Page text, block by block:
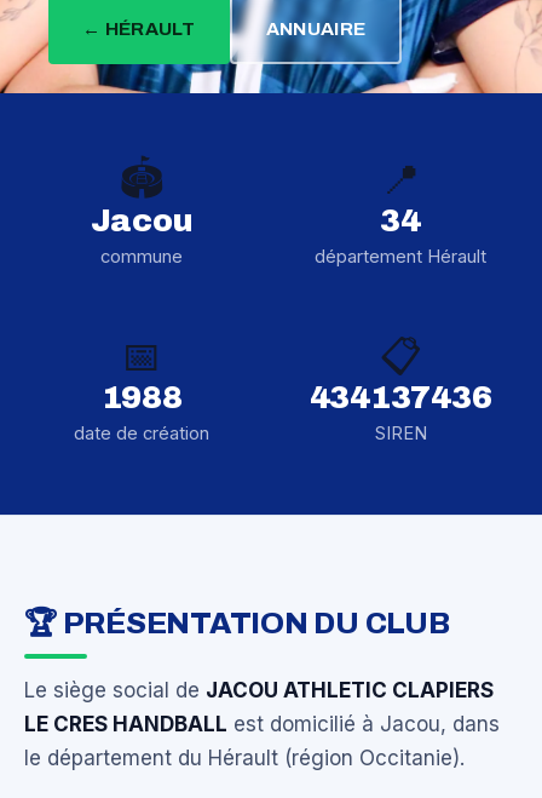
← HÉRAULT ANNUAIRE
🏟️
Jacou
commune
📍
34
département Hérault
📅
1988
date de création
📋
434137436
SIREN
🏆 PRÉSENTATION DU CLUB
Le siège social de JACOU ATHLETIC CLAPIERS
LE CRES HANDBALL est domicilié à Jacou, dans
le département du Hérault (région Occitanie).